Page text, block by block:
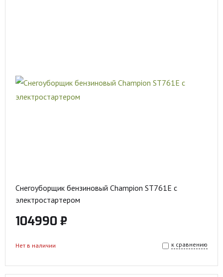
Снегоуборщик бензиновый Champion ST761E с
электростартером
104990 ₽
к сравнению
Нет в наличии